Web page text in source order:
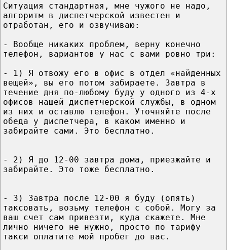
Ситуация стандартная, мне чужого не надо,
алгоритм в диспетчерской известен и
отработан, его и озвучиваю:
- Вообще никаких проблем, верну конечно
телефон, вариантов у нас с вами ровно три:
- 1) Я отвожу его в офис в отдел «найденных
вещей», вы его потом забираете. Завтра в
течение дня по-любому буду у одного из 4-х
офисов нашей диспетчерской службы, в одном
из них и оставлю телефон. Уточняйте после
обеда у диспетчера, в каком именно и
забирайте сами. Это бесплатно.
- 2) Я до 12-00 завтра дома, приезжайте и
забирайте. Это тоже бесплатно.
- 3) Завтра после 12-00 я буду (опять)
таксовать, возьму телефон с собой. Могу за
ваш счет сам привезти, куда скажете. Мне
лично ничего не нужно, просто по тарифу
такси оплатите мой пробег до вас.